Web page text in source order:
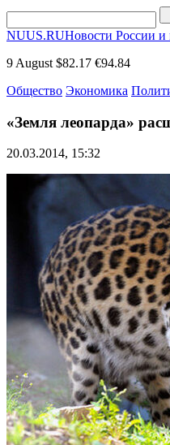
NUUS.RUНовости России и
9 August $82.17 €94.84
Общество Экономика
«Земля леопарда»
20.03.2014, 15:32